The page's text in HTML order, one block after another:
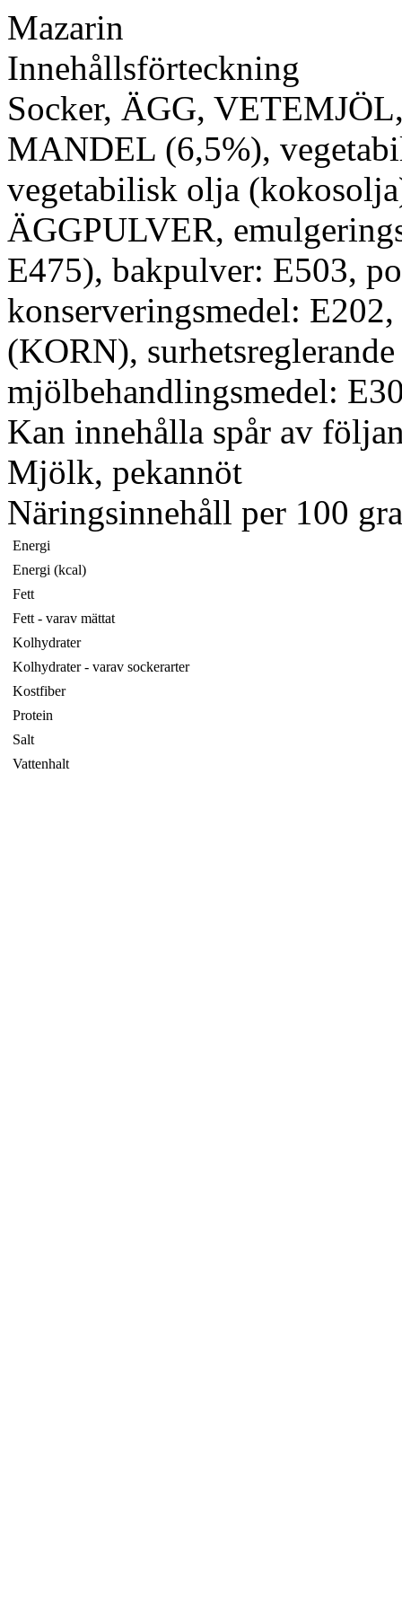
Mazarin
Innehållsförteckning
Socker, ÄGG,
MANDEL (6,5%),
vegetabilisk olja
ÄGGPULVER,
E475), bakpulver: E503,
konserveringsmedel:
(KORN),
mjölbehandlingsmedel:
Kan innehålla spår av
Mjölk, pekannöt
Näringsinnehåll per 100
Energi
Energi (kcal)
Fett
Fett - varav mättat
Kolhydrater
Kolhydrater - varav sockerarter
Kostfiber
Protein
Salt
Vattenhalt